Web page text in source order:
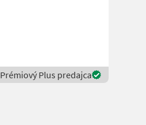
Prémiový Plus predajca